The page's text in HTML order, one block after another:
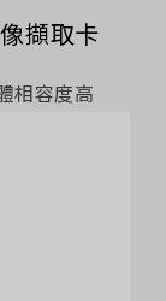
擷取卡
相容度高